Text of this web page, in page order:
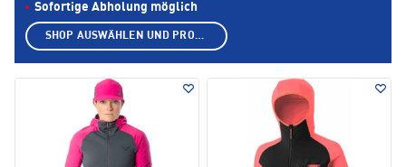
Sofortige Abholung möglich
SHOP AUSWÄHLEN UND PRODUKTE ANZEIGEN